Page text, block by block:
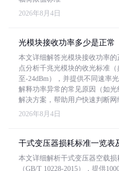
2026年8月4日
光模块接收功率多少是正常
本文详细解答光模块接收功率
点分析千兆光模块的收光标准（
至-24dBm），并提供不同速率
解释功率异常的常见原因（如
解决方案，帮助用户快速判断网
2026年8月4日
干式变压器损耗标准一览表
本文详细解析干式变压器空载
（GB/T 10228-2015），提供